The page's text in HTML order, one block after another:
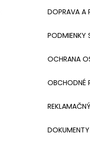
DOPRAVA A
PODMIENKY
OCHRANA
OBCHODNÉ
DOKUMENTY